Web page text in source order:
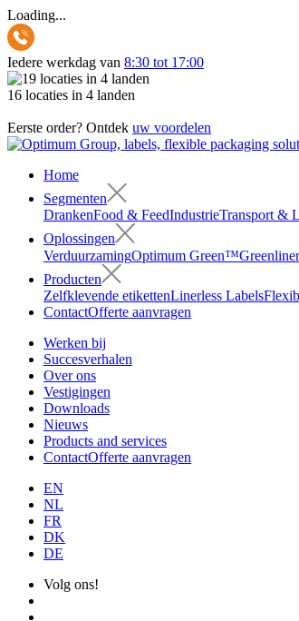
Loading...
Iedere werkdag van 8:30 tot 17:00
16 locaties in 4 landen
Eerste order? Ontdek uw voordelen
Home
Segmenten
DrankenFood & FeedIndustrieTransport &
Oplossingen
VerduurzamingOptimum Green™
Producten
Zelfklevende etikettenLinerless Labels
ContactOfferte aanvragen
Werken bij
Succesverhalen
Over ons
Vestigingen
Downloads
Nieuws
Products and services
ContactOfferte aanvragen
EN
NL
FR
DK
DE
Volg ons!